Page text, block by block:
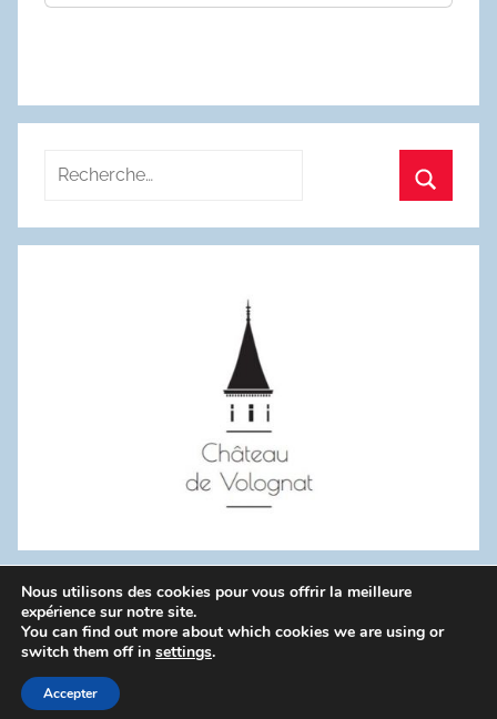
Recherche
:
WordPress Theme: Donovan by ThemeZee.
Politique de confidentialité
Nous utilisons des cookies pour vous offrir la meilleure
expérience sur notre site.
You can find out more about which cookies we are using or
switch them off in settings.
Accepter